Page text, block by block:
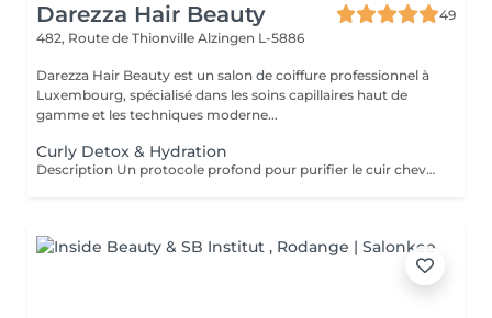
Darezza Hair Beauty
49
482, Route de Thionville Alzingen L-5886
Darezza Hair Beauty est un salon de coiffure professionnel à
Luxembourg, spécialisé dans les soins capillaires haut de
gamme et les techniques moderne...
Curly Detox & Hydration
Description Un protocole profond pour purifier le cuir chevelu et réhydrater les cheveux bouclés. Le service comprend : Diagnostic capillaire Shampooing detox purifiant Soin réparateur profond Massage cuir chevelu Définition des boucles Résultat : cheveux plus légers, boucles revitalisées et brillance naturelle.